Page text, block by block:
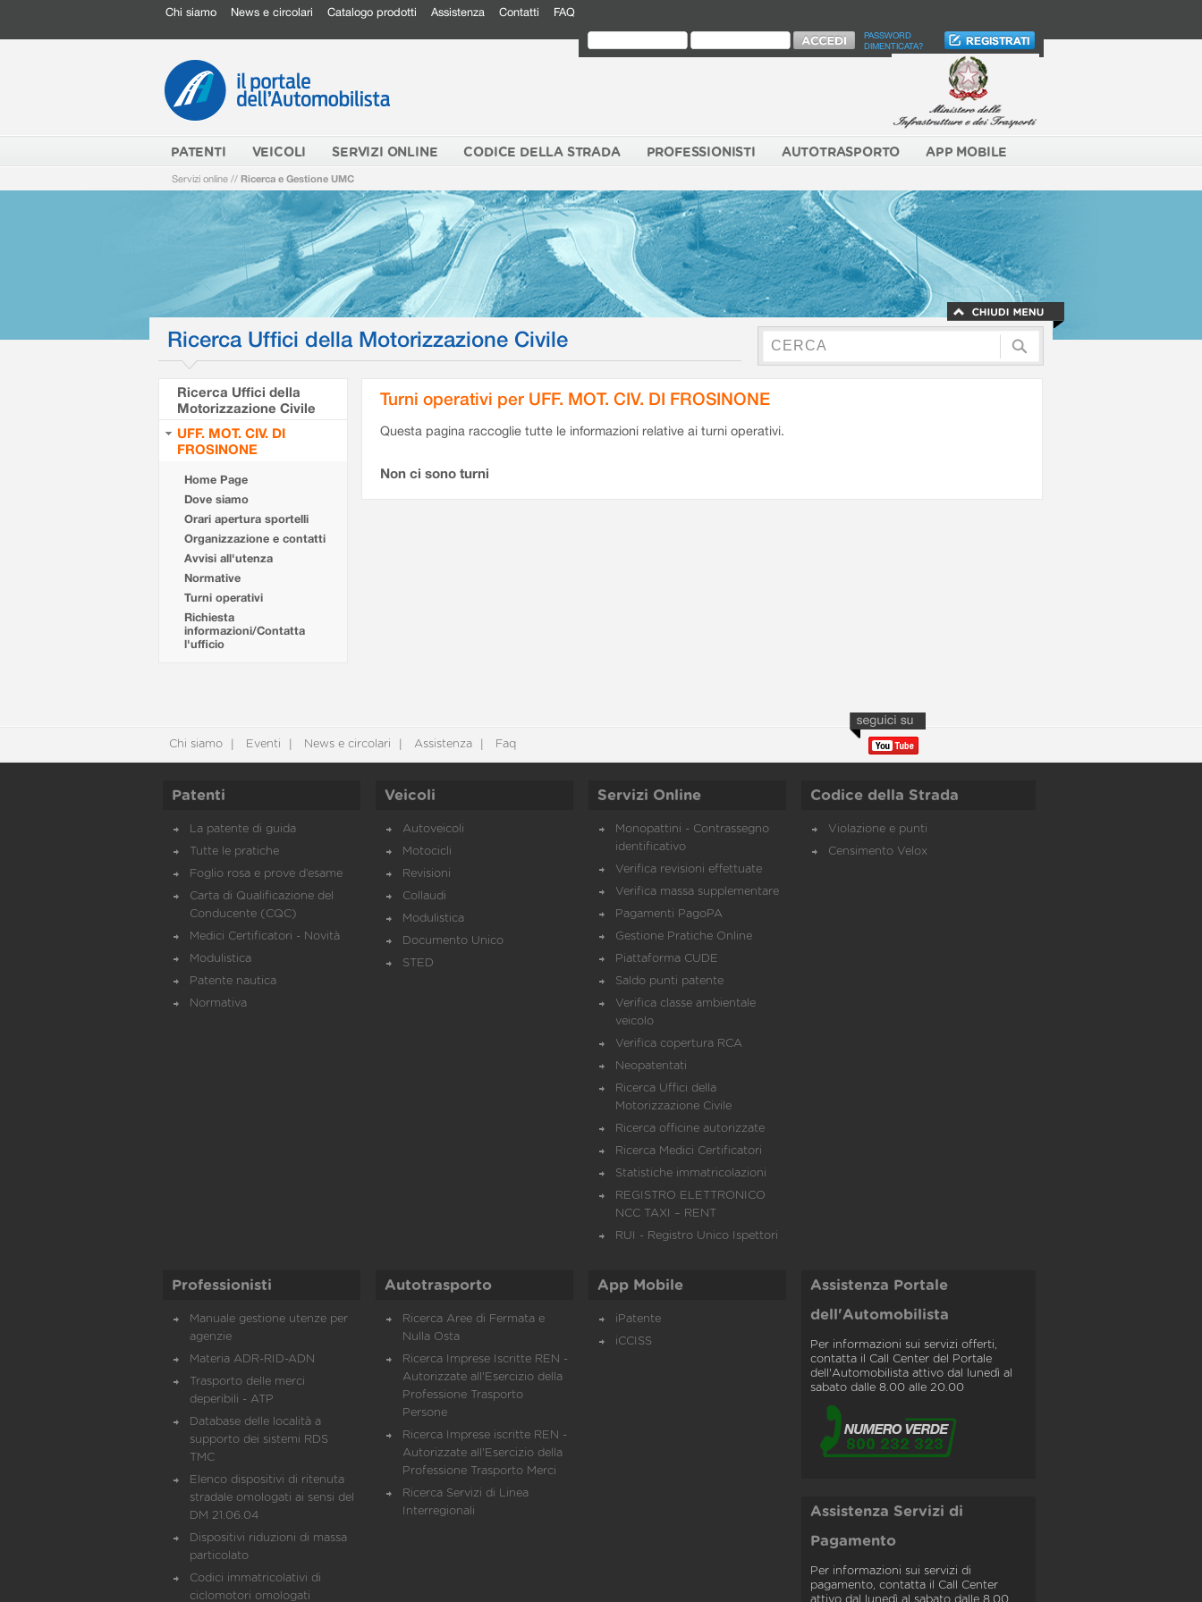
Chi siamo News e circolari Catalogo prodotti Assistenza Contatti FAQ
PASSWORD
DIMENTICATA?
PATENTI VEICOLI SERVIZI ONLINE CODICE DELLA STRADA PROFESSIONISTI AUTOTRASPORTO APP MOBILE
Servizi online // Ricerca e Gestione UMC
Ricerca Uffici della Motorizzazione Civile
Ricerca Uffici della
Motorizzazione Civile
UFF. MOT. CIV. DI
FROSINONE
Home Page
Dove siamo
Orari apertura sportelli
Organizzazione e contatti
Avvisi all'utenza
Normative
Turni operativi
Richiesta
informazioni/Contatta
l'ufficio
Turni operativi per UFF. MOT. CIV. DI FROSINONE
Questa pagina raccoglie tutte le informazioni relative ai turni operativi.
Non ci sono turni
Chi siamo Eventi News e circolari Assistenza Faq
Patenti
La patente di guida
Tutte le pratiche
Foglio rosa e prove d’esame
Carta di Qualificazione del
Conducente (CQC)
Medici Certificatori - Novità
Modulistica
Patente nautica
Normativa
Veicoli
Autoveicoli
Motocicli
Revisioni
Collaudi
Modulistica
Documento Unico
STED
Servizi Online
Monopattini - Contrassegno
identificativo
Verifica revisioni effettuate
Verifica massa supplementare
Pagamenti PagoPA
Gestione Pratiche Online
Piattaforma CUDE
Saldo punti patente
Verifica classe ambientale
veicolo
Verifica copertura RCA
Neopatentati
Ricerca Uffici della
Motorizzazione Civile
Ricerca officine autorizzate
Ricerca Medici Certificatori
Statistiche immatricolazioni
REGISTRO ELETTRONICO
NCC TAXI – RENT
RUI - Registro Unico Ispettori
Codice della Strada
Violazione e punti
Censimento Velox
Professionisti
Manuale gestione utenze per
agenzie
Materia ADR-RID-ADN
Trasporto delle merci
deperibili - ATP
Database delle località a
supporto dei sistemi RDS
TMC
Elenco dispositivi di ritenuta
stradale omologati ai sensi del
DM 21.06.04
Dispositivi riduzioni di massa
particolato
Codici immatricolativi di
ciclomotori omologati
Autotrasporto
Ricerca Aree di Fermata e
Nulla Osta
Ricerca Imprese Iscritte REN -
Autorizzate all'Esercizio della
Professione Trasporto
Persone
Ricerca Imprese iscritte REN -
Autorizzate all'Esercizio della
Professione Trasporto Merci
Ricerca Servizi di Linea
Interregionali
App Mobile
iPatente
iCCISS
Assistenza Portale
dell'Automobilista
Per informazioni sui servizi offerti,
contatta il Call Center del Portale
dell'Automobilista attivo dal lunedì al
sabato dalle 8.00 alle 20.00
Assistenza Servizi di
Pagamento
Per informazioni sui servizi di
pagamento, contatta il Call Center